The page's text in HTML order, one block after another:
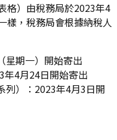
格）由稅務局於2023年4
樣，稅務局會根據納稅人
星期一）開始寄出
年4月24日開始寄出
列）：2023年4月3日開